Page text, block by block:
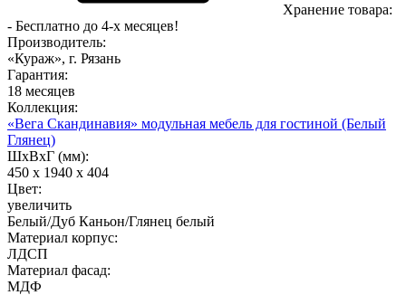
Хранение товара:
- Бесплатно до 4-х месяцев!
Производитель:
«Кураж», г. Рязань
Гарантия:
18 месяцев
Коллекция:
«Вега Скандинавия» модульная мебель для гостиной (Белый
Глянец)
ШхВхГ (мм):
450 х 1940 х 404
Цвет:
увеличить
Белый/Дуб Каньон/Глянец белый
Материал корпус:
ЛДСП
Материал фасад:
МДФ